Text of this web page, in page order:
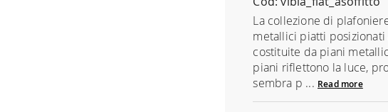
La collezione di
metallici piatti posizionati
costituite da piani
piani riflettono la luce,
sembra p ... Read more